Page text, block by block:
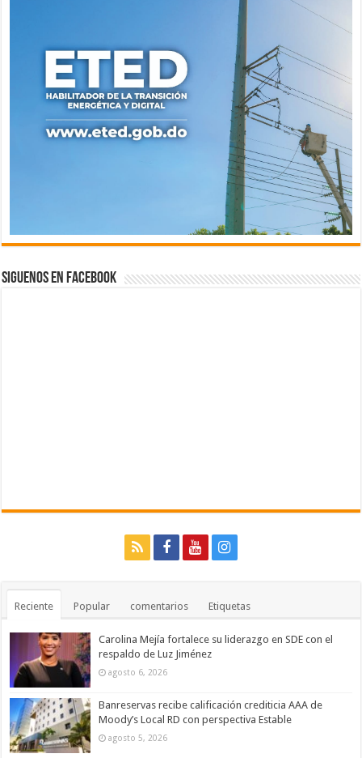
Siguenos en Facebook
Reciente Popular comentarios Etiquetas
Carolina Mejía fortalece su liderazgo en SDE con el
respaldo de Luz Jiménez
agosto 6, 2026
Banreservas recibe calificación crediticia AAA de
Moody’s Local RD con perspectiva Estable
agosto 5, 2026